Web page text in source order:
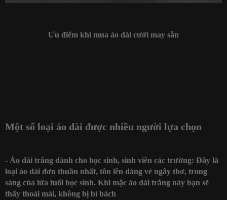
Ưu điểm khi mua áo dài cưới may sẵn
Một số loại áo dài được nhiều người lựa chọn
- Áo dài trắng dành cho học sinh, sinh viên các trường: Đây là
loại áo dài đơn thuần nhất, tôn lên dáng vẻ ngây thơ, trong
sáng của lứa tuổi học sinh. Khi mặc áo dài trắng này bạn sẽ
thấy thoải mái, không bị bí bách